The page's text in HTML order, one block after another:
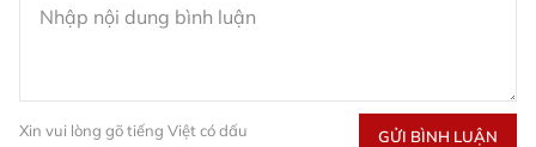
Xin vui lòng gõ tiếng Việt có dấu GỬI BÌNH LUẬN